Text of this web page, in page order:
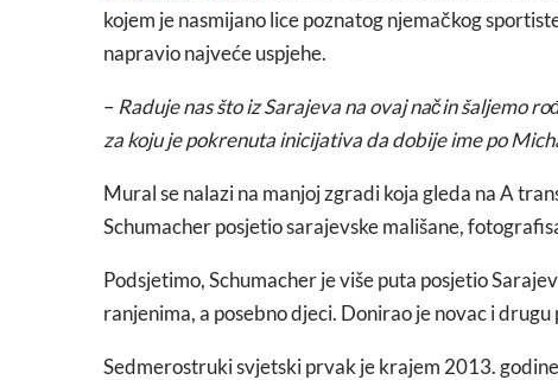
kojem je nasmijano lice poznatog njemačkog
napravio najveće uspjehe.
– Raduje nas što iz Sarajeva na ovaj način šaljemo
za koju je pokrenuta inicijativa da dobije ime po
Mural se nalazi na manjoj zgradi koja gleda na A
Schumacher posjetio sarajevske mališane,
Podsjetimo, Schumacher je više puta posjetio
ranjenima, a posebno djeci. Donirao je novac i
Sedmerostruki svjetski prvak je krajem 2013.